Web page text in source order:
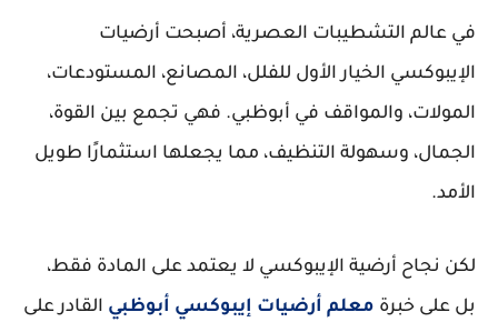
في عالم التشطيبات العصرية، أصبحت أرضيات
الإيبوكسي الخيار الأول للفلل، المصانع، المستودعات،
المولات، والمواقف في أبوظبي. فهي تجمع بين القوة،
الجمال، وسهولة التنظيف، مما يجعلها استثمارًا طويل
الأمد.
لكن نجاح أرضية الإيبوكسي لا يعتمد على المادة فقط،
بل على خبرة معلم أرضيات إيبوكسي أبوظبي القادر على